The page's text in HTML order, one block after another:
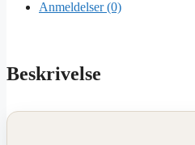
Anmeldelser (0)
Beskrivelse